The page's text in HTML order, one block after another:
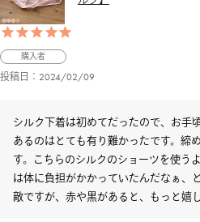
購入者
投稿日 2024/02/09
シルク下着は初めてだったので、お手
あるのはとても有り難かったです。締
す。こちらのシルクのショーツを使う
は体に負担がかかっていたんだなぁ、
敵ですが、赤や黒があると、もっと嬉し